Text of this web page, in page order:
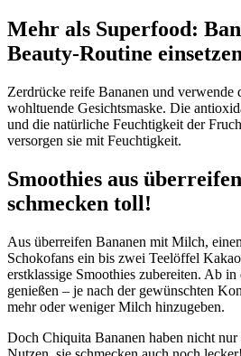
Mehr als Superfood:
Beauty-Routine
Zerdrücke reife Bananen und verwende
wohltuende Gesichtsmaske. Die
und die natürliche Feuchtigkeit der
versorgen sie mit Feuchtigkeit.
Smoothies aus
schmecken toll!
Aus überreifen Bananen mit Milch,
Schokofans ein bis zwei Teelöffel
erstklassige Smoothies zubereiten. Ab
genießen – je nach der gewünschten
mehr oder weniger Milch hinzugeben.
Doch Chiquita Bananen haben nicht nur